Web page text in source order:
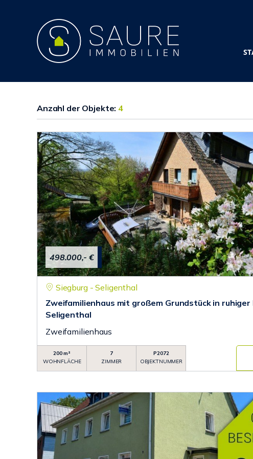
Anzahl der Objekte: 4
498.000,- €
Siegburg - Seligenthal
Zweifamilienhaus mit großem Grundstück in ruhiger
Seligenthal
Zweifamilienhaus
200 m²
WOHNFLÄCHE
7
ZIMMER
P2072
OBJEKTNUMMER